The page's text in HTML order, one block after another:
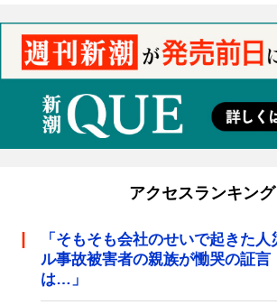
アクセスランキング
「そもそも会社のせいで起きた
ル事故被害者の親族が慟哭の証
は…」